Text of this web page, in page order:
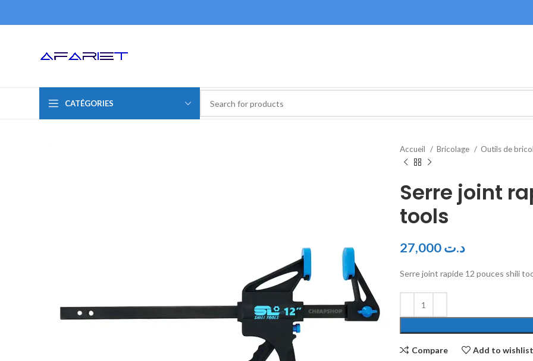
CATÉGORIES
Accueil Bricolage Outils de
Serre joint
tools
د.ت
Serre joint rapide 12 pouces shili
Compare Add to wishlist